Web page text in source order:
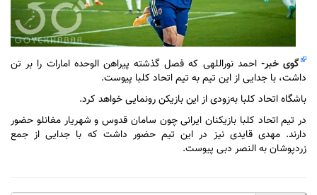
گوی خبر-احمد نوراللهی که فصل گذشته پیراهن الوحده امارات را بر تن
داشت، با جدایی از این تیم به تیم اتحاد کلبا پیوست.
باشگاه اتحاد کلبا به‌زودی از این بازیکن رونمایی خواهد کرد.
در تیم اتحاد کلبا بازیکنان ایرانی چون سامان قدوس و شهریار مغانلو حضور
دارند. مهدی قایدی نیز در این تیم حضور داشت که با جدایی از جمع
زردپوشان به النصر دبی پیوست.